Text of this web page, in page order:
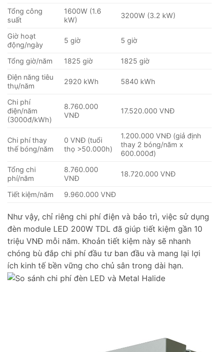
Tổng công
suất
1600W (1.6
kW)
3200W (3.2 kW)
Giờ hoạt
động/ngày
5 giờ 5 giờ
Tổng giờ/năm 1825 giờ
1825 giờ
Điện năng tiêu
thụ/năm
2920 kWh 5840 kWh
Chi phí
điện/năm
(3000đ/kWh)
8.760.000
VNĐ
17.520.000 VNĐ
Chi phí thay
thế bóng/năm
0 VNĐ (tuổi
thọ >50.000h)
1.200.000 VNĐ (giả định
thay 2 bóng/năm x
600.000đ)
Tổng chi
phí/năm
8.760.000
VNĐ
18.720.000 VNĐ
Tiết kiệm/năm 9.960.000 VNĐ
Như vậy, chỉ riêng chi phí điện và bảo trì, việc sử dụng
đèn module LED 200W TDL đã giúp tiết kiệm gần 10
triệu VNĐ mỗi năm. Khoản tiết kiệm này sẽ nhanh
chóng bù đắp chi phí đầu tư ban đầu và mang lại lợi
ích kinh tế bền vững cho chủ sân trong dài hạn.